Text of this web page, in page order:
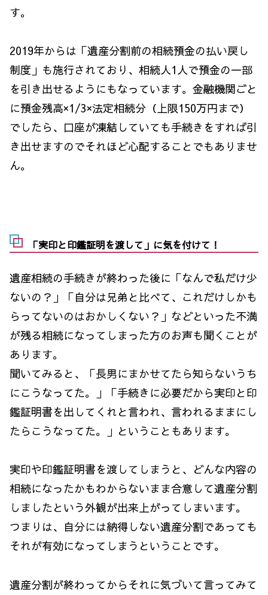
す。
2019年からは「遺産分割前の相続預金の払い戻し
制度」も施行されており、相続人1人で預金の一部
を引き出せるようにもなっています。金融機関ごと
に預金残高×1/3×法定相続分（上限150万円まで）
でしたら、口座が凍結していても手続きをすれば引
き出せますのでそれほど心配することでもありませ
ん。
「実印と印鑑証明を渡して」に気を付けて！
遺産相続の手続きが終わった後に「なんで私だけ少
ないの？」「自分は兄弟と比べて、これだけしかも
らってないのはおかしくない？」などといった不満
が残る相続になってしまった方のお声も聞くことが
あります。
聞いてみると、「長男にまかせてたら知らないうち
にこうなってた。」「手続きに必要だから実印と印
鑑証明書を出してくれと言われ、言われるままにし
たらこうなってた。」ということもあります。
実印や印鑑証明書を渡してしまうと、どんな内容の
相続になったかもわからないまま合意して遺産分割
しましたという外観が出来上がってしまいます。
つまりは、自分には納得しない遺産分割であっても
それが有効になってしまうということです。
遺産分割が終わってからそれに気づいて言ってみて